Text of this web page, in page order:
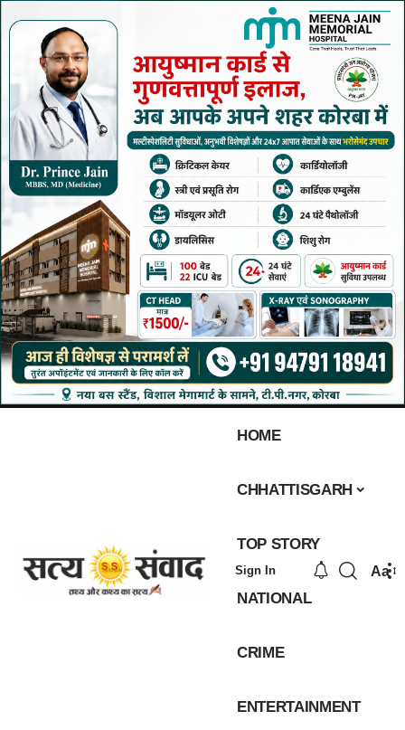
HOME
CHHATTISGARH
TOP STORY
NATIONAL
CRIME
ENTERTAINMENT
Sign In Aa